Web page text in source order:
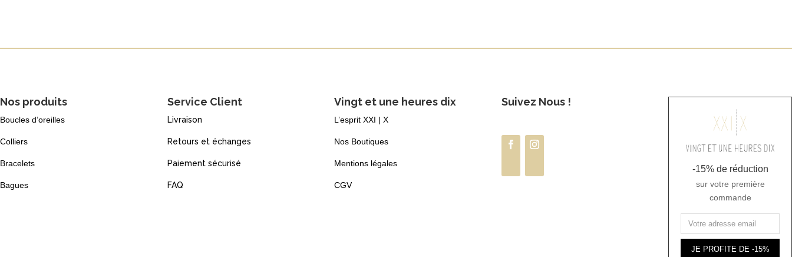
Nos produits
Boucles d’oreilles
Colliers
Bracelets
Bagues
Service Client
Livraison
Retours et échanges
Paiement sécurisé
FAQ
Vingt et une heures dix
L’esprit XXI | X
Nos Boutiques
Mentions légales
CGV
Suivez Nous !
-15% de réduction
sur votre première
commande
JE PROFITE DE -15%